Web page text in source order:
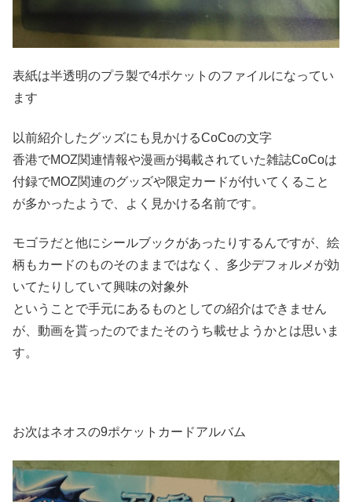
表紙は半透明のプラ製で4ポケットのファイルになってい
ます
以前紹介したグッズにも見かけるCoCoの文字
香港でMOZ関連情報や漫画が掲載されていた雑誌CoCoは
付録でMOZ関連のグッズや限定カードが付いてくること
が多かったようで、よく見かける名前です。
モゴラだと他にシールブックがあったりするんですが、絵
柄もカードのものそのままではなく、多少デフォルメが効
いてたりしていて興味の対象外
ということで手元にあるものとしての紹介はできません
が、動画を貰ったのでまたそのうち載せようかとは思いま
す。
お次はネオスの9ポケットカードアルバム